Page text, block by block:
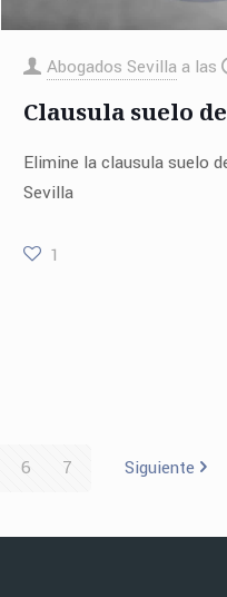
Abogados Sevilla a las
Clausula suelo
Elimine la clausula suelo
Sevilla
1
6 7 Siguiente